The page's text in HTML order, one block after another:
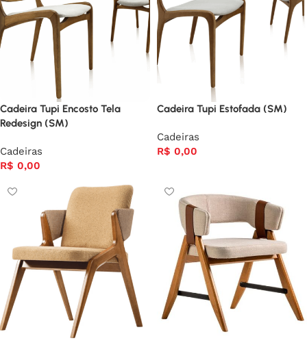
Cadeira Tupi Encosto Tela
Redesign (SM)
Cadeiras
R$ 0,00
Cadeira Tupi Estofada (SM)
Cadeiras
R$ 0,00